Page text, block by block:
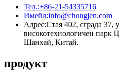
Тел.:+86-21-54335716
Имейл:info@chongjen.com
Адрес:Стая 402, сграда
високотехнологичен парк
Шанхай, Китай.
продукт